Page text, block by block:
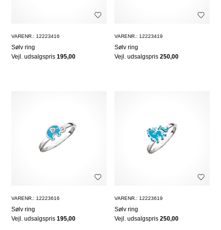
VARENR.: 12223416
Sølv ring
Vejl. udsalgspris 195,00
VARENR.: 12223419
Sølv ring
Vejl. udsalgspris250,00
VARENR.: 12223616
Sølv ring
Vejl. udsalgspris 195,00
VARENR.: 12223619
Sølv ring
Vejl. udsalgspris250,00